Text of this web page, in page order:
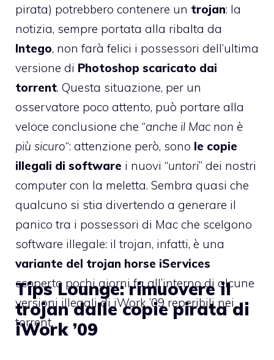
pirata) potrebbero contenere un trojan: la
notizia, sempre portata alla ribalta da
Intego, non farà felici i possessori dell’ultima
versione di Photoshop scaricato dai
torrent. Questa situazione, per un
osservatore poco attento, può portare alla
veloce conclusione che “anche il Mac non è
più sicuro“: attenzione però, sono le copie
illegali di software i nuovi “untori” dei nostri
computer con la meletta. Sembra quasi che
qualcuno si stia divertendo a generare il
panico tra i possessori di Mac che scelgono
software illegale: il trojan, infatti, è una
variante del trojan horse iServices
scoperto pochi giorni fa all’interno di alcune
versioni illegali di iWork ’09 reperibili nei
torrent.
Tips Lounge: rimuovere il
trojan dalle copie pirata di
iWork ’09